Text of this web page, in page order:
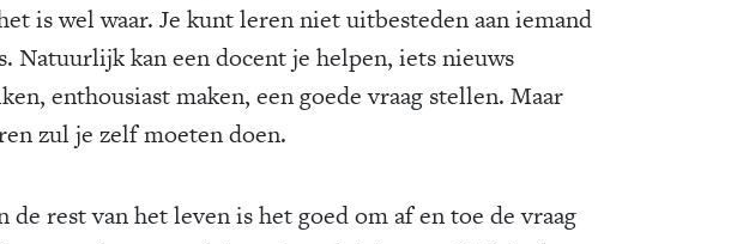
is wel waar. Je kunt leren niet uitbesteden aan iemand
Natuurlijk kan een docent je helpen, iets nieuws
enthousiast maken, een goede vraag stellen. Maar
zul je zelf moeten doen.
de rest van het leven is het goed om af en toe de vraag